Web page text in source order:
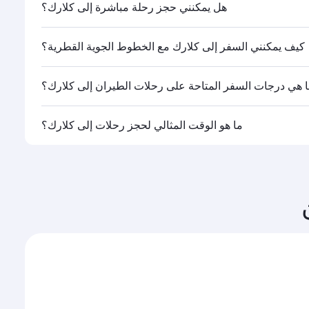
هل يمكنني حجز رحلة مباشرة إلى كلارك؟
كيف يمكنني السفر إلى كلارك مع الخطوط الجوية القطرية؟
هي درجات السفر المتاحة على رحلات الطيران إلى كلارك؟
تشغيلها، يمكنك السفر على متن درجة رجال الأعمال
ما هو الوقت المثالي لحجز رحلات إلى كلارك؟